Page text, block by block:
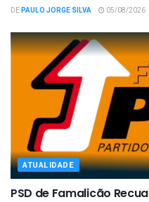
DEPAULO JORGE SILVA 05/08/2026
ATUALIDADE
PSD de Famalicão Recua